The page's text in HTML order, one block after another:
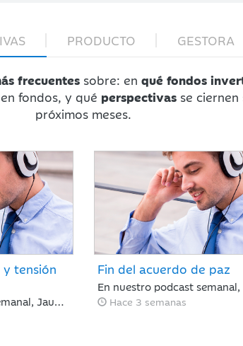
PRODUCTO GESTORA
frecuentes sobre: en qué fondos
fondos, y qué perspectivas se
próximos meses.
tensión
En nuestro podcast semanal, Jaume Saenz de Santamaría analiza una semana de alta volatilidad marcada por el repunte del crudo Brent cerca de los 90 dólares tras tensiones en Ormuz y dudas sobre la rentabilidad de la inteligencia artificial. A pesar de este panorama, la banca estadounidense supera las expectativas de resultados y la inflación en EE. UU. muestra signos de moderación.
Fin del acuerdo de paz
Hace 3 semanas